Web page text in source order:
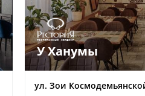
У Ханумы
ул. Зои